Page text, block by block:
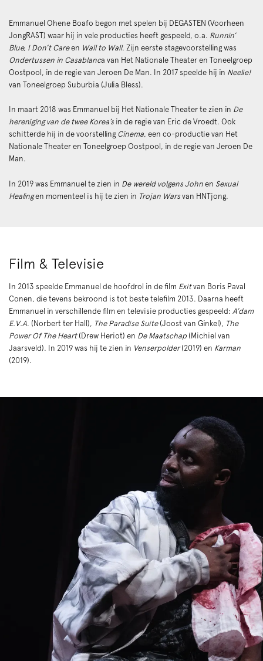
Emmanuel Ohene Boafo begon met spelen bij DEGASTEN (Voorheen
JongRAST) waar hij in vele producties heeft gespeeld, o.a. Runnin’
Blue, I Don’t Careen Wall to Wall. Zijn eerste stagevoorstelling was
Ondertussen in Casablanca van Het Nationale Theater en Toneelgroep
Oostpool, in de regie van Jeroen De Man. In 2017 speelde hij in Neelie!
van Toneelgroep Suburbia (Julia Bless).
In maart 2018 was Emmanuel bij Het Nationale Theater te zien in De
hereniging van de twee Korea’s in de regie van Eric de Vroedt. Ook
schitterde hij in de voorstelling Cinema, een co-productie van Het
Nationale Theater en Toneelgroep Oostpool, in de regie van Jeroen De
Man.
In 2019 was Emmanuel te zien in De wereld volgens John en Sexual
Healingen momenteel is hij te zien in Trojan Wars van HNTjong.
Film & Televisie
In 2013 speelde Emmanuel de hoofdrol in de film Exitvan Boris Paval
Conen, die tevens bekroond is tot beste telefilm 2013. Daarna heeft
Emmanuel in verschillende film en televisie producties gespeeld: A’dam
E.V.A. (Norbert ter Hall), The Paradise Suite(Joost van Ginkel), The
Power Of The Heart(Drew Heriot) en De Maatschap (Michiel van
Jaarsveld). In 2019 was hij te zien in Venserpolder(2019) en Karman
(2019).
Inzoomen